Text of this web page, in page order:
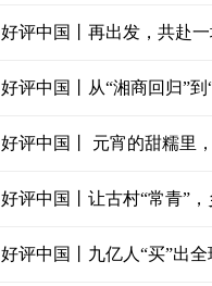
好评中国丨再出发，共赴
好评中国丨从“湘商回归”
好评中国丨 元宵的甜糯里
好评中国丨让古村“常青”
好评中国丨九亿人“买”出